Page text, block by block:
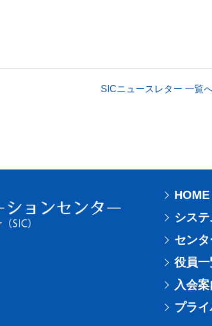
SICニュースレター 一覧
HOME
シス
セン
役員一
入会案
プラ